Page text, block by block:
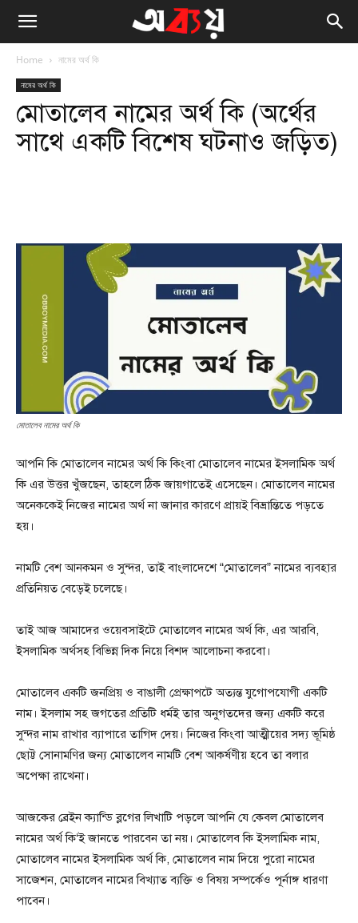
Home নামের অর্থ কি
নামের অর্থ কি
মোতালেব নামের অর্থ কি (অর্থের
সাথে একটি বিশেষ ঘটনাও জড়িত)
মোতালেব নামের অর্থ কি
আপনি কি মোতালেব নামের অর্থ কি কিংবা মোতালেব নামের ইসলামিক অর্থ
কি এর উত্তর খুঁজছেন, তাহলে ঠিক জায়গাতেই এসেছেন। মোতালেব নামের
অনেককেই নিজের নামের অর্থ না জানার কারণে প্রায়ই বিভ্রান্তিতে পড়তে
হয়।
নামটি বেশ আনকমন ও সুন্দর, তাই বাংলাদেশে “মোতালেব” নামের ব্যবহার
প্রতিনিয়ত বেড়েই চলেছে।
তাই আজ আমাদের ওয়েবসাইটে মোতালেব নামের অর্থ কি, এর আরবি,
ইসলামিক অর্থসহ বিভিন্ন দিক নিয়ে বিশদ আলোচনা করবো।
মোতালেব একটি জনপ্রিয় ও বাঙালী প্রেক্ষাপটে অত্যন্ত যুগোপযোগী একটি
নাম। ইসলাম সহ জগতের প্রতিটি ধর্মই তার অনুগতদের জন্য একটি করে
সুন্দর নাম রাখার ব্যাপারে তাগিদ দেয়। নিজের কিংবা আত্মীয়ের সদ্য ভূমিষ্ঠ
ছোট্ট সোনামণির জন্য মোতালেব নামটি বেশ আকর্ষণীয় হবে তা বলার
অপেক্ষা রাখেনা।
আজকের ব্রেইন ক্যান্ডি ব্লগের লিখাটি পড়লে আপনি যে কেবল মোতালেব
নামের অর্থ কি‘ই জানতে পারবেন তা নয়। মোতালেব কি ইসলামিক নাম,
মোতালেব নামের ইসলামিক অর্থ কি, মোতালেব নাম দিয়ে পুরো নামের
সাজেশন, মোতালেব নামের বিখ্যাত ব্যক্তি ও বিষয় সম্পর্কেও পূর্নাঙ্গ ধারণা
পাবেন।